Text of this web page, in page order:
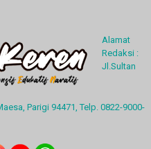
Alamat
Redaksi :
Jl.Sultan
Parigi 94471, Telp. 0822-9000-